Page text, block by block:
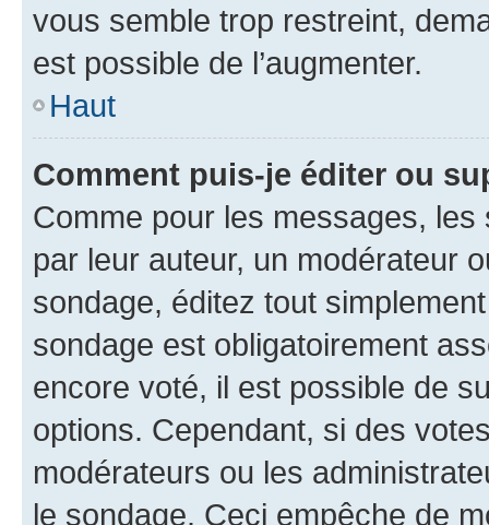
vous semble trop restreint,
est possible de l’augmenter.
Haut
Comment puis-je éditer ou
Comme pour les messages,
par leur auteur, un modérateur
sondage, éditez tout
sondage est obligatoirement
encore voté, il est possible de
options. Cependant, si des
modérateurs ou les
le sondage. Ceci empêche de